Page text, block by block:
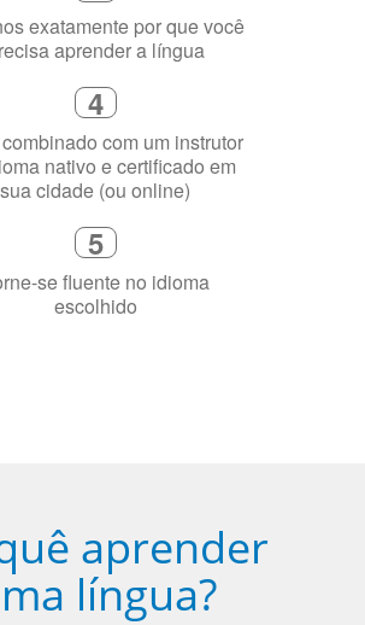
exatamente por que você
aprender a língua
4
com um instrutor
nativo e certificado em
sua cidade (ou online)
5
se fluente no idioma
escolhido
aprender
língua?